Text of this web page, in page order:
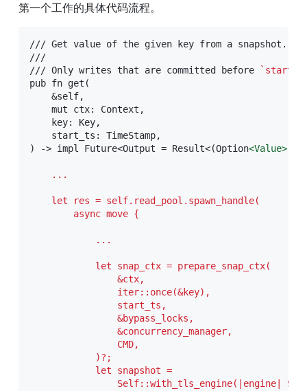
第一个工作的具体代码流程。
/// Get value of the given key from a snapshot.
///
/// Only writes that are committed before
pub fn get(
    &self,
    mut ctx: Context,
    key: Key,
    start_ts: TimeStamp,
) -> impl Future<Output = Result<(Option<Value>
    ...
    let res = self.read_pool.spawn_handle(
        async move {
            ...
            let snap_ctx = prepare_snap_ctx(
                &ctx,
                iter::once(&key),
                start_ts,
                &bypass_locks,
                &concurrency_manager,
                CMD,
            )?;
            let snapshot =
Self::with_tls_engine(|engine|